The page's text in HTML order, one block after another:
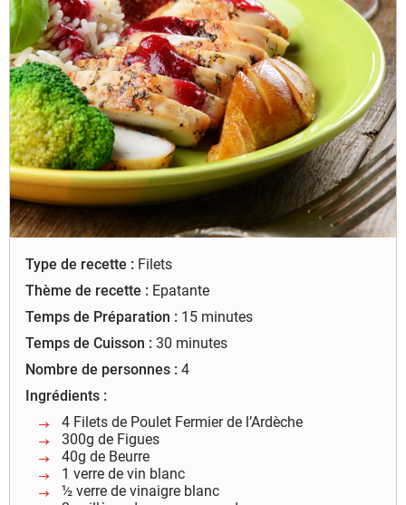
Type de recette : Filets
Thème de recette : Epatante
Temps de Préparation : 15 minutes
Temps de Cuisson : 30 minutes
Nombre de personnes :4
Ingrédients :
4 Filets de Poulet Fermier de l’Ardèche
300g de Figues
40g de Beurre
1 verre de vin blanc
½ verre de vinaigre blanc
Nous utilisons des cookies pour nous assurer du bon
fonctionnement de notre site et à des fins analytiques. Vous
pouvez changer d'avis à tout moment en cliquant sur l'icône
présente sur chaque page de notre site. En autorisant ces
services tiers, vous acceptez le dépôt et la lecture de
cookies et l'utilisation de technologies de suivi nécessaires
à leur bon fonctionnement.
Charte de confidentialité